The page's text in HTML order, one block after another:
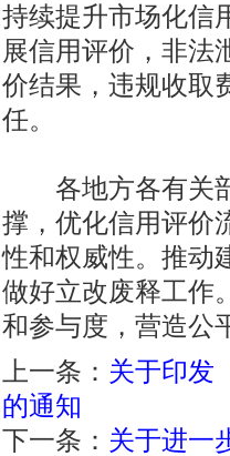
持续提升市场化信
展信用评价，非法
价结果，违规收取
任。
各地方各有关部
撑，优化信用评价
性和权威性。推动
做好立改废释工作
和参与度，营造公
上一条： 关于印发
的通知
下一条： 关于进一